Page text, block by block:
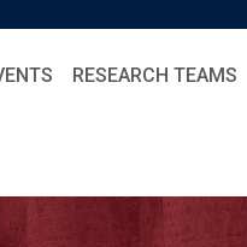
RESEARCH TEAMS